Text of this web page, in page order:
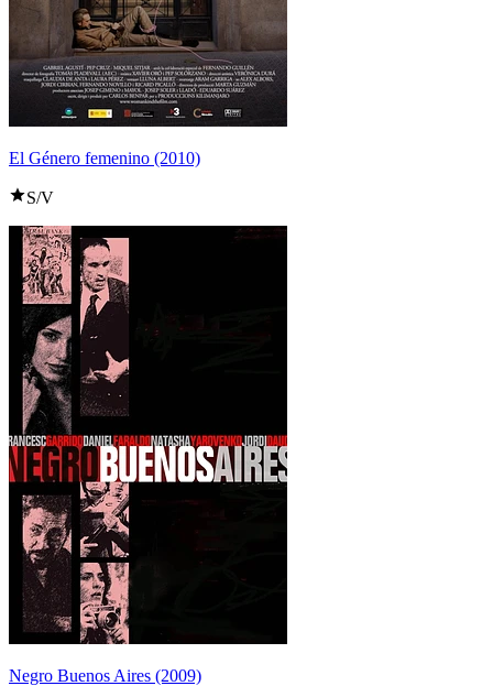
El Género femenino (2010)
S/V
Negro Buenos Aires (2009)